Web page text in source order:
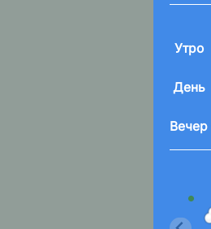
Вечер
День
Утро